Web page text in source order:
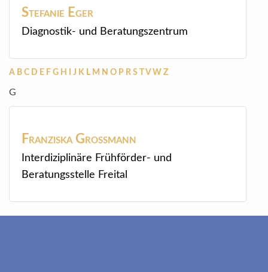
Stefanie Eger
Diagnostik- und Beratungszentrum
A B C D E F G H J K L M N O P R S V W Z
G
Franziska Großmann
Interdiziplinäre Frühförder- und
Beratungsstelle Freital